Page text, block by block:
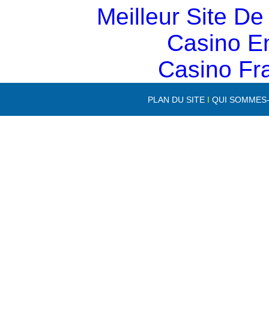
Meilleur Site
Casino
Casino
PLAN DU SITE IQUI